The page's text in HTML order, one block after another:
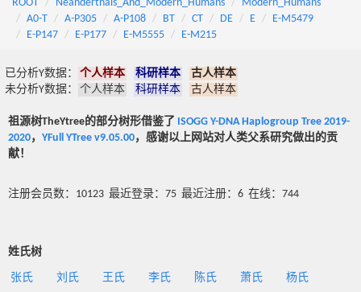
ROOT Neanderthals_And_Modern_Humans
Modern_Humans
A0-T
A-P305 A-P108 BT CT DE E
E-M5479
E-P147
E-P177 E-M5555 E-M215
已分析Y数据： 个人样本 科研样本
古人样本
未分析Y数据：
个人样本 科研样本 古人样本
祖源树TheYtree的部分树形借鉴了 ISOGG Y-DNA Haplogroup Tree 2019-
2020， YFull YTree v9.05.00，感谢以上网站对人类父系研究做出的贡
献！
注册会员数：10123 最近登录：75 最近注册：6 在线：744
姓氏树
张氏 刘氏 王氏 李氏 陈氏 萧氏 杨氏